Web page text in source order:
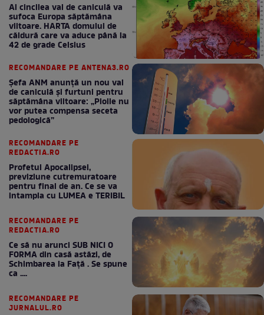
Al cincilea val de caniculă va
sufoca Europa săptămâna
viitoare. HARTA domului de
căldură care va aduce până la
42 de grade Celsius
RECOMANDARE PE ANTENA3.RO
Șefa ANM anunță un nou val
de caniculă și furtuni pentru
săptămâna viitoare: „Ploile nu
vor putea compensa seceta
pedologică”
RECOMANDARE PE
REDACTIA.RO
Profetul Apocalipsei,
previziune cutremuratoare
pentru final de an. Ce se va
intampla cu LUMEA e TERIBIL
RECOMANDARE PE
REDACTIA.RO
Ce să nu arunci SUB NICI O
FORMA din casă astăzi, de
Schimbarea la Față . Se spune
ca ....
RECOMANDARE PE
JURNALUL.RO